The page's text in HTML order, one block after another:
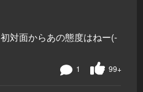
対面からあの態度はねー(-
99+
1